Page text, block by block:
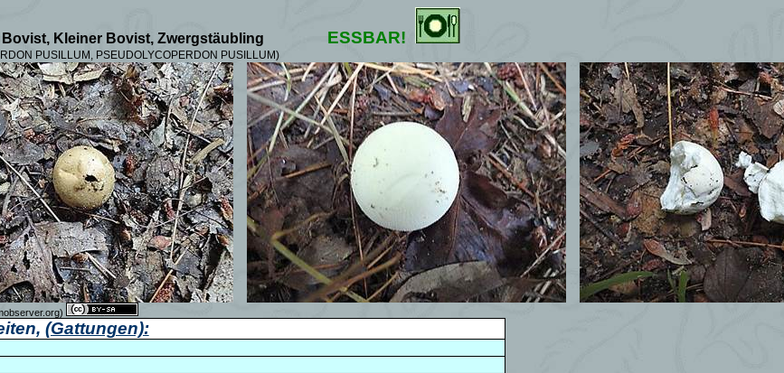
Kleiner Bovist, Zwergstäubling ESSBAR!
PUSILLUM, PSEUDOLYCOPERDON PUSILLUM)
(Gattungen):